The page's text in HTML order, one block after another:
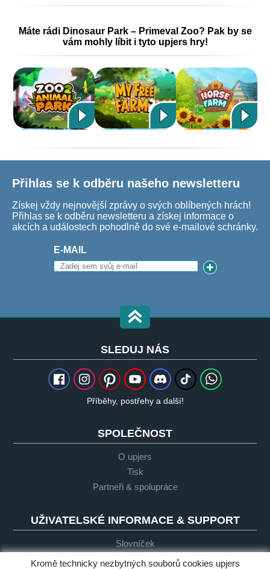
Máte rádi Dinosaur Park – Primeval Zoo? Pak by se
vám mohly líbit i tyto upjers hry!
Přihlas se k odběru našeho newsletteru
Získej vždy nejnovější zprávy o svých oblíbených hrách!
Přihlas se k odběru newsletteru a získej informace o
akcích a událostech pohodlně do své e-mailové schránky.
E-MAIL
SLEDUJ NÁS
Příběhy, postřehy a další!
SPOLEČNOST
O upjers
Tisk
Partneři & spolupráce
UŽIVATELSKÉ INFORMACE & SUPPORT
Slovníček
Obecné zásady pro "Let's Play"
Kromě technicky nezbytných souborů cookies upjers